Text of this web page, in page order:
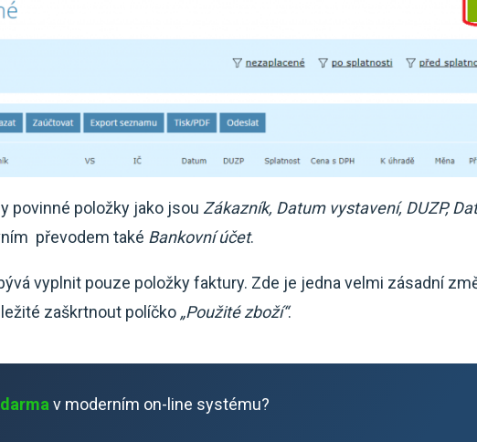
povinné položky jako jsou Zákazník, Datum vystavení, DUZP,
převodem také Bankovní účet.
vyplnit pouze položky faktury. Zde je jedna velmi zásadní
zaškrtnout políčko „Použité zboží“.
v moderním on-line systému?